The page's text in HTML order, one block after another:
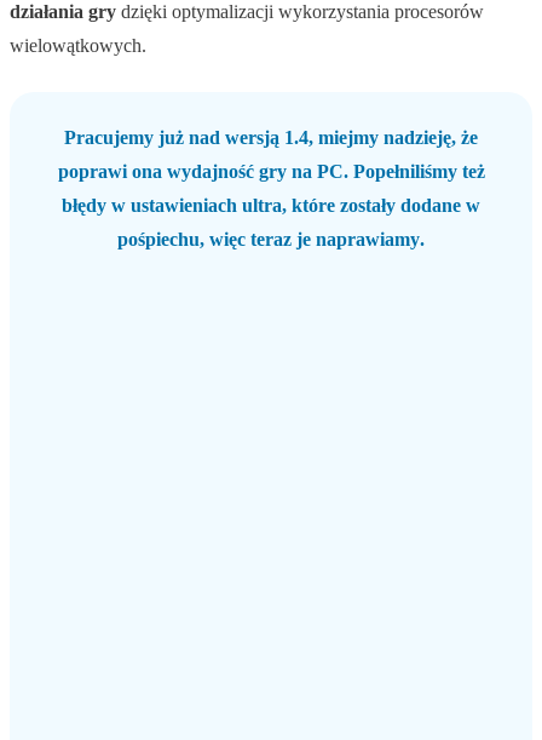
działania gry dzięki optymalizacji wykorzystania procesorów
wielowątkowych.
Pracujemy już nad wersją 1.4, miejmy nadzieję, że
poprawi ona wydajność gryna PC. Popełniliśmy też
błędy w ustawieniach ultra, które zostały dodane w
pośpiechu, więc teraz je naprawiamy.